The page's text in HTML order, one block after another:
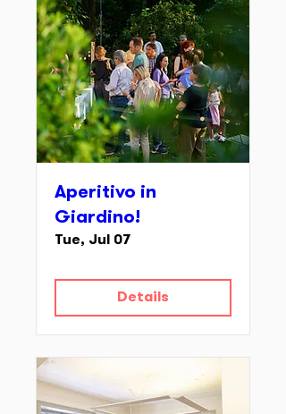
Aperitivo in
Giardino!
Tue, Jul 07
Details